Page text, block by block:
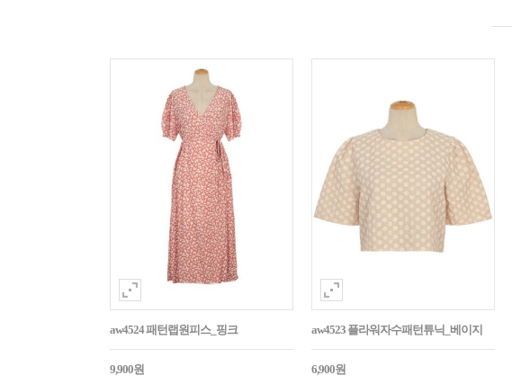
aw4524 패턴랩원피스_핑크
9,900원
aw4523 플라워자수패턴튜닉_베이지
6,900원